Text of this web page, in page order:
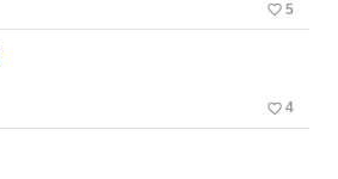
favorite_border 5
favorite_border 4